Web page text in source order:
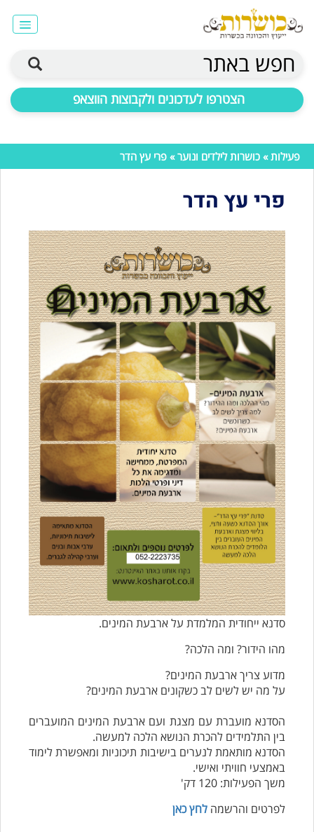
חפש באתר
הצטרפו לעדכונים ולקבוצות הווצאפ
פעילות» כושרות לילדים ונוער» פרי עץ הדר
פרי עץ הדר
סדנא ייחודית המלמדת על ארבעת המינים.
מהו הידור? ומה הלכה?
מדוע צריך ארבעת המינים?
על מה יש לשים לב כשקונים ארבעת המינים?
הסדנא מועברת עם מצגת ועם ארבעת המינים המועברים
בין התלמידים להכרת הנושא הלכה למעשה.
הסדנא מותאמת לנערים בישיבות תיכוניות ומאפשרת לימוד
באמצעי חוויתי ואישי.
משך הפעילות: 120 דק'
לפרטים והרשמה לחץ כאן